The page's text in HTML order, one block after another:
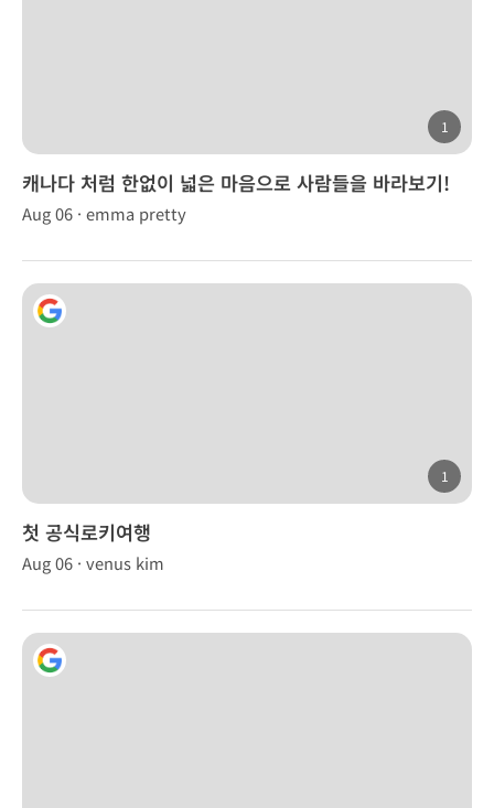
1
캐나다 처럼 한없이 넓은 마음으로 사람들을 바라보기!
Aug 06 · emma pretty
1
첫 공식로키여행
Aug 06 · venus kim